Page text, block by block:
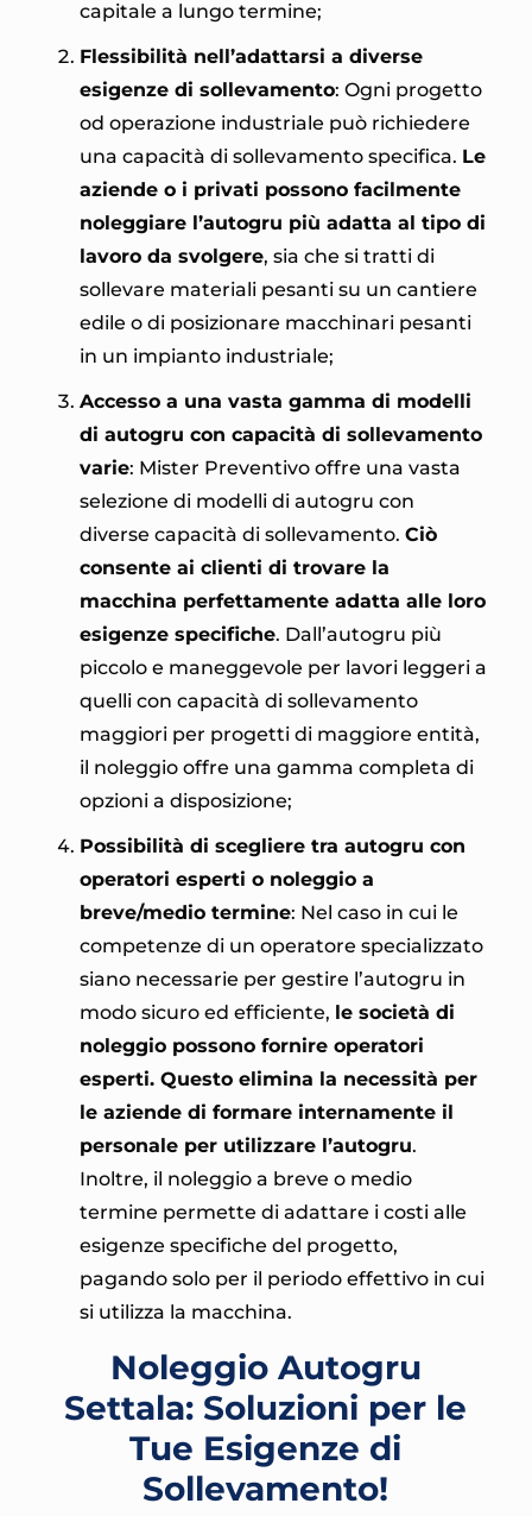
capitale a lungo termine;
Flessibilità nell’adattarsi a diverse
esigenze di sollevamento: Ogni progetto
od operazione industriale può richiedere
una capacità di sollevamento specifica. Le
aziende o i privati possono facilmente
noleggiare l’autogru più adatta al tipo di
lavoro da svolgere, sia che si tratti di
sollevare materiali pesanti su un cantiere
edile o di posizionare macchinari pesanti
in un impianto industriale;
Accesso a una vasta gamma di modelli
di autogru con capacità di sollevamento
varie: Mister Preventivo offre una vasta
selezione di modelli di autogru con
diverse capacità di sollevamento. Ciò
consente ai clienti di trovare la
macchina perfettamente adatta alle loro
esigenze specifiche. Dall’autogru più
piccolo e maneggevole per lavori leggeri a
quelli con capacità di sollevamento
maggiori per progetti di maggiore entità,
il noleggio offre una gamma completa di
opzioni a disposizione;
Possibilità di scegliere tra autogru con
operatori esperti o noleggio a
breve/medio termine: Nel caso in cui le
competenze di un operatore specializzato
siano necessarie per gestire l’autogru in
modo sicuro ed efficiente, le società di
noleggio possono fornire operatori
esperti. Questo elimina la necessità per
le aziende di formare internamente il
personale per utilizzare l’autogru.
Inoltre, il noleggio a breve o medio
termine permette di adattare i costi alle
esigenze specifiche del progetto,
pagando solo per il periodo effettivo in cui
si utilizza la macchina.
Noleggio Autogru
Settala: Soluzioni per le
Tue Esigenze di
Sollevamento!